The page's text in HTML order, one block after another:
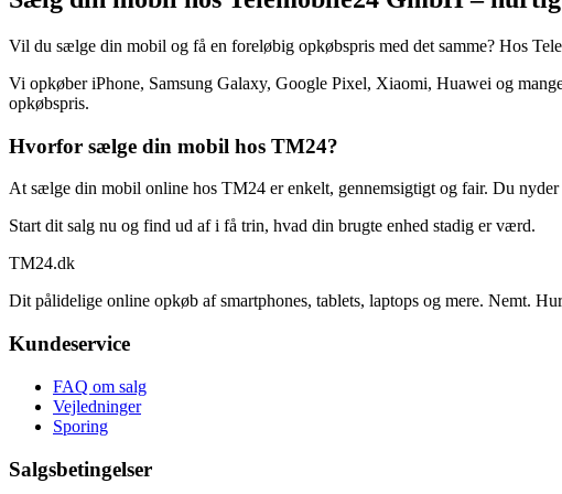
Vil du sælge din mobil og få en foreløbig opkøbspris med det samme? Hos
Vi opkøber iPhone, Samsung Galaxy, Google Pixel, Xiaomi, Huawei og
opkøbspris.
Hvorfor sælge din mobil hos TM24?
At sælge din mobil online hos TM24 er enkelt, gennemsigtigt og fair. Du
Start dit salg nu og find ud af i få trin, hvad din brugte enhed stadig er værd.
TM24.dk
Dit pålidelige online opkøb af smartphones, tablets, laptops og mere. Nemt.
Kundeservice
FAQ om salg
Vejledninger
Sporing
Salgsbetingelser